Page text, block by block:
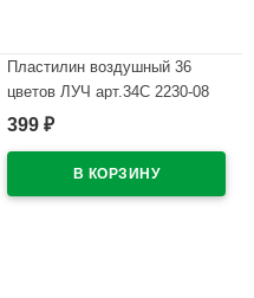
Пластилин воздушный 36
цветов ЛУЧ арт.34С 2230-08
В наличии
399 ₽